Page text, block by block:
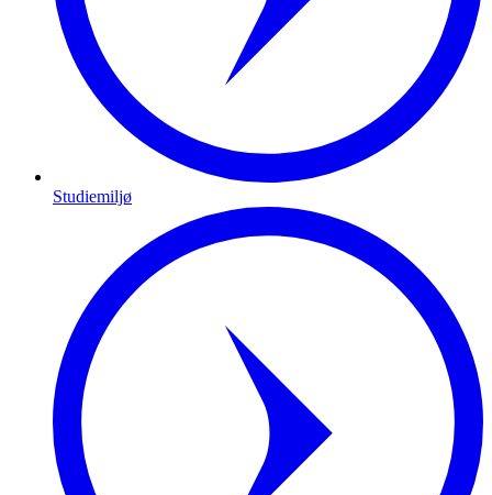
Studiemiljø